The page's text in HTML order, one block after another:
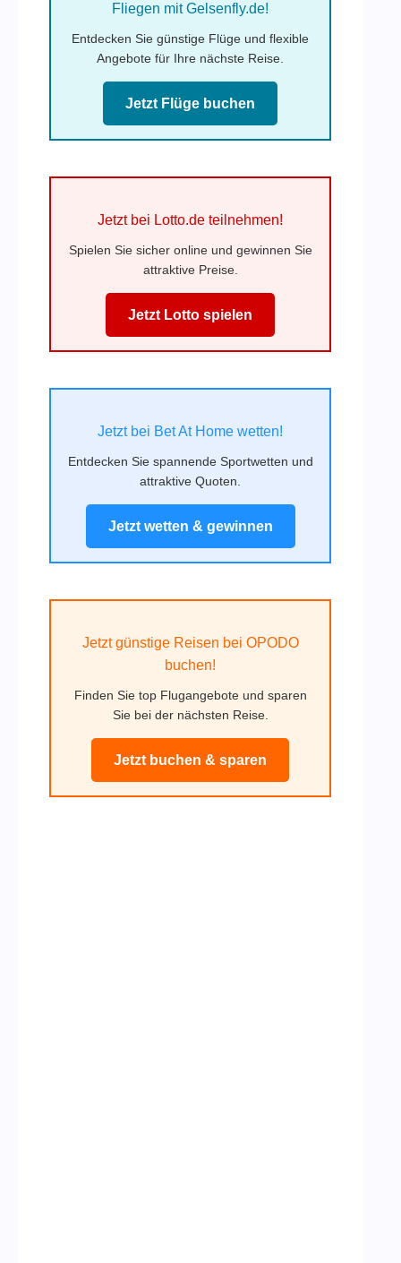
Fliegen mit Gelsenfly.de!
Entdecken Sie günstige Flüge und flexible
Angebote für Ihre nächste Reise.
Jetzt Flüge buchen
Jetzt bei Lotto.de teilnehmen!
Spielen Sie sicher online und gewinnen Sie
attraktive Preise.
Jetzt Lotto spielen
Jetzt bei Bet At Home wetten!
Entdecken Sie spannende Sportwetten und
attraktive Quoten.
Jetzt wetten & gewinnen
Jetzt günstige Reisen bei OPODO
buchen!
Finden Sie top Flugangebote und sparen
Sie bei der nächsten Reise.
Jetzt buchen & sparen